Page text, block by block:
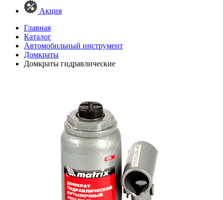
Акция
Главная
Каталог
Автомобильный инструмент
Домкраты
Домкраты гидравлические